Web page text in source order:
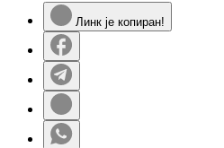
Линк је копиран!